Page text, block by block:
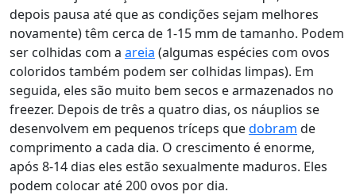
depois pausa até que as condições sejam melhores
novamente) têm cerca de 1-15 mm de tamanho. Podem
ser colhidas com a areia (algumas espécies com ovos
coloridos também podem ser colhidas limpas). Em
seguida, eles são muito bem secos e armazenados no
freezer. Depois de três a quatro dias, os náuplios se
desenvolvem em pequenos tríceps quedobram de
comprimento a cada dia. O crescimento é enorme,
após 8-14 dias eles estão sexualmente maduros. Eles
podem colocar até 200 ovos por dia.